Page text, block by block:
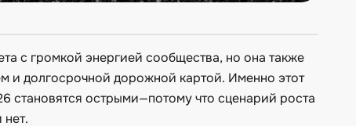
с громкой энергией сообщества, но она также
и долгосрочной дорожной картой. Именно этот
становятся острыми—потому что сценарий роста